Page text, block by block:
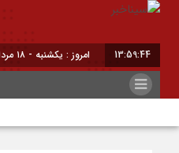
13:59:44 امروز : یکشنبه - ۱۸ مرداد - ۱۴۰۵